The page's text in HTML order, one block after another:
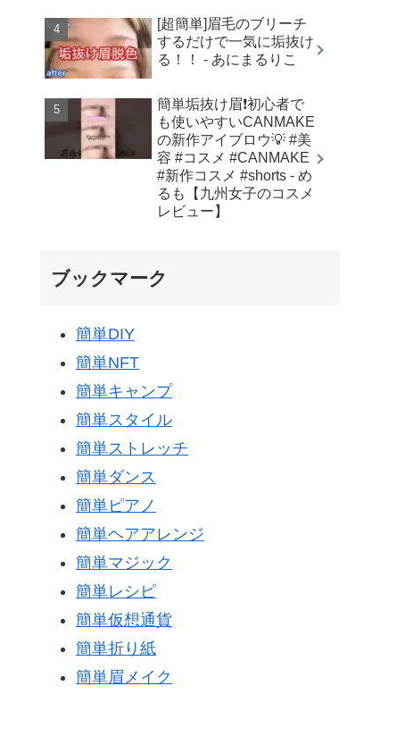
[超簡単]眉毛のブリーチ
するだけで一気に垢抜け
る！！ - あにまるりこ
簡単垢抜け眉❗️初心者で
も使いやすいCANMAKE
の新作アイブロウ💡 #美
容 #コスメ #CANMAKE
#新作コスメ #shorts - め
るも【九州女子のコスメ
レビュー】
ブックマーク
簡単DIY
簡単NFT
簡単キャンプ
簡単スタイル
簡単ストレッチ
簡単ダンス
簡単ピアノ
簡単ヘアアレンジ
簡単マジック
簡単レシピ
簡単仮想通貨
簡単折り紙
簡単眉メイク